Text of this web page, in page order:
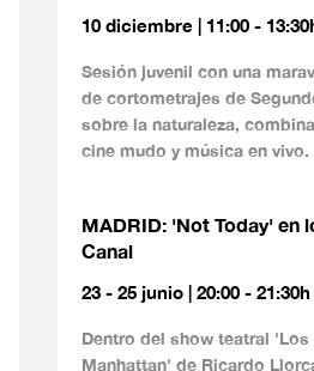
10 diciembre | 11:00 -
Sesión juvenil con una
de cortometrajes de
sobre la naturaleza,
cine mudo y música en vivo.
MADRID: 'Not Today' en
Canal
23 - 25 junio | 20:00 - 21:30h
Dentro del show teatral
Manhattan' de Ricardo